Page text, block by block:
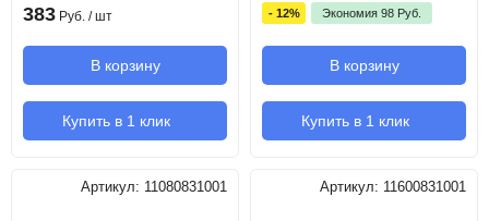
383 Руб. / шт
В корзину
Купить в 1 клик
- 12% Экономия 98 Руб.
В корзину
Купить в 1 клик
Артикул: 11080831001 Артикул: 11600831001